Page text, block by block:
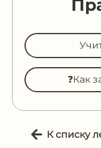
❓Как
К списку